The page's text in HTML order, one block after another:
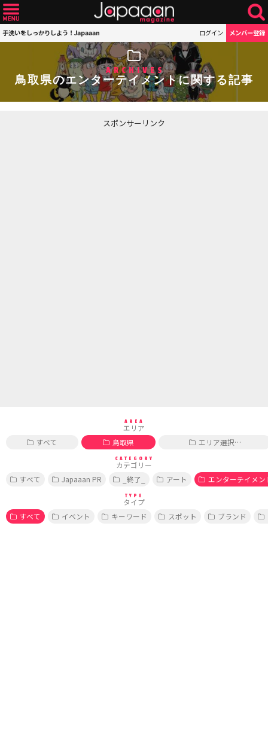
手洗いをしっかりしよう！Japaaan ログイン メンバー登録
ARCHIVES
鳥取県のエンターテイメントに関する記事
スポンサーリンク
AREA
エリア
すべて
鳥取県 エリア選択…
CATEGORY
カテゴリー
すべて
Japaaan PR _終了_ アート エンターテイメン
TYPE
タイプ
すべて
イベント キーワード スポット ブランド